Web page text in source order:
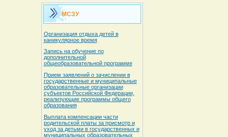
МСЗУ
Организация отдыха детей в
каникулярное время
Запись на обучение по
дополнительной
общеобразовательной программе
Прием заявлений о зачислении в
государственные и муниципальные
образовательные организации
субъектов Российской Федерации,
реализующие программы общего
образования
Выплата компенсации части
родительской платы за присмотр и
уход за детьми в государственных и
муниципальных образовательных